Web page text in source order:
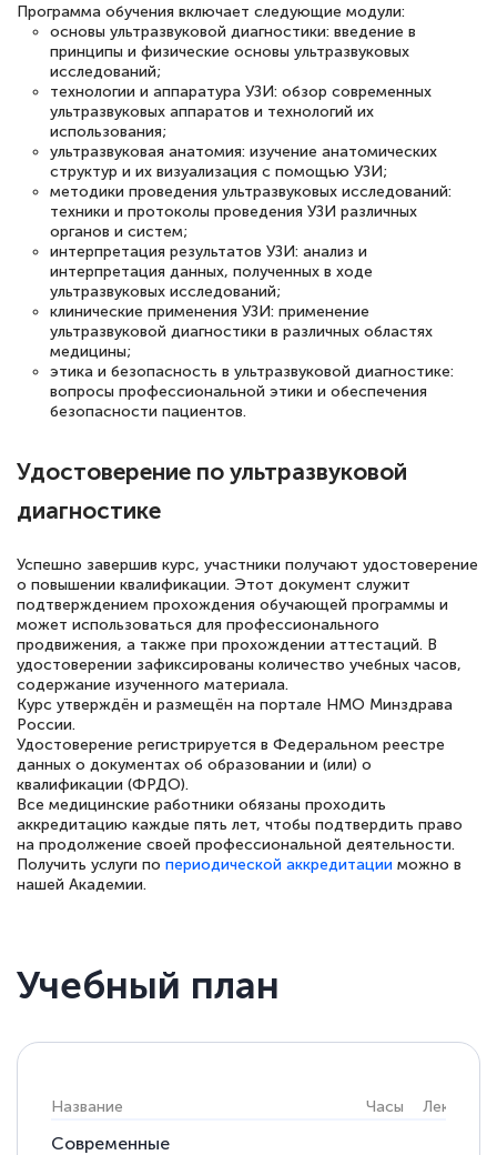
полезных материалов помогли
подготовиться к тестированию. Это
книги, методические рекомендации,
статьи. Времени на подготовку
достаточно. Курс помогает пройти
аттестацию в школе. Спасибо!
Евгения Коротких
Знаток города 2 уровня
Спасибо большое Академии! Грамотное,
квалификации. Ещё раз - СПАСИБО!
Елена Петрикс
Знаток города 5 уровня
11 марта 2026
Всем добрый день! Я прошла курс
повышени каалификации по
специальности «Тренер-преподаватель
по тяжелой атлетике»! Хочется
подчеркуть, что при обращении
оперативно связались со мной
специалисты, ответили на все
Программа обучения включает следующие модули:
основы ультразвуковой диагностики: введение в
принципы и физические основы ультразвуковых
исследований;
технологии и аппаратура УЗИ: обзор современных
ультразвуковых аппаратов и технологий их
использования;
ультразвуковая анатомия: изучение анатомических
структур и их визуализация с помощью УЗИ;
методики проведения ультразвуковых исследований:
техники и протоколы проведения УЗИ различных
органов и систем;
интерпретация результатов УЗИ: анализ и
интерпретация данных, полученных в ходе
ультразвуковых исследований;
клинические применения УЗИ: применение
ультразвуковой диагностики в различных областях
медицины;
этика и безопасность в ультразвуковой диагностике:
вопросы профессиональной этики и обеспечения
безопасности пациентов.
Удостоверение по ультразвуковой
диагностике
Успешно завершив курс, участники получают удостоверение
о повышении квалификации. Этот документ служит
подтверждением прохождения обучающей программы и
может использоваться для профессионального
продвижения, а также при прохождении аттестаций. В
удостоверении зафиксированы количество учебных часов,
содержание изученного материала.
Курс утверждён и размещён на портале НМО Минздрава
России.
Удостоверение регистрируется в Федеральном реестре
данных о документах об образовании и (или) о
квалификации (ФРДО).
Все медицинские работники обязаны проходить
аккредитацию каждые пять лет, чтобы подтвердить право
на продолжение своей профессиональной деятельности.
Получить услуги по периодической аккредитации можно в
нашей Академии.
Учебный план
Название Часы Лекции
Современные